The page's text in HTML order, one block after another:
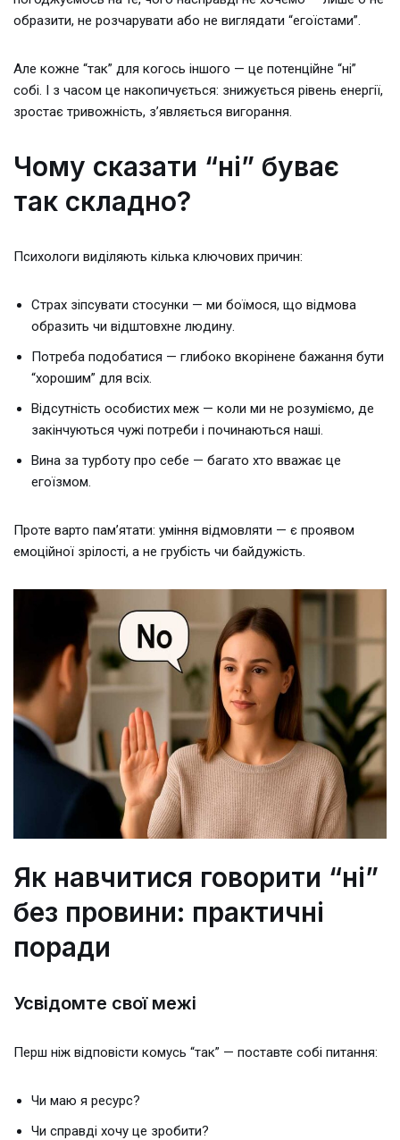
образити, не розчарувати або не виглядати “егоїстами”.
Але кожне “так” для когось іншого — це потенційне “ні”
собі. І з часом це накопичується: знижується рівень енергії,
зростає тривожність, з’являється вигорання.
Чому сказати “ні” буває
так складно?
Психологи виділяють кілька ключових причин:
Страх зіпсувати стосунки — ми боїмося, що відмова
образить чи відштовхне людину.
Потреба подобатися — глибоко вкорінене бажання бути
“хорошим” для всіх.
Відсутність особистих меж — коли ми не розуміємо, де
закінчуються чужі потреби і починаються наші.
Вина за турботу про себе — багато хто вважає це
егоїзмом.
Проте варто пам’ятати: уміння відмовляти — є проявом
емоційної зрілості, а не грубість чи байдужість.
Як навчитися говорити “ні”
без провини: практичні
поради
Усвідомте свої межі
Перш ніж відповісти комусь “так” — поставте собі питання:
Чи маю я ресурс?
Чи справді хочу це зробити?